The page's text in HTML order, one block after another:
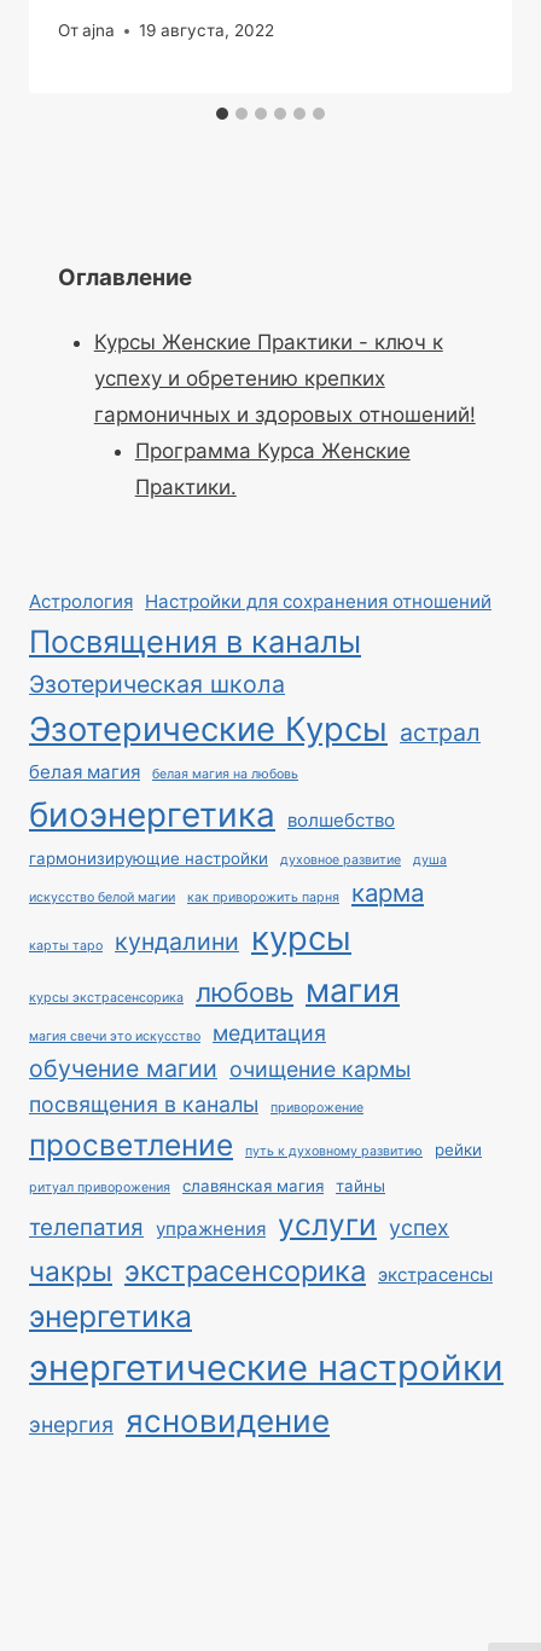
Отajna 19 августа, 2022
Оглавление
Курсы Женские Практики - ключ к
успеху и обретению крепких
гармоничных и здоровых отношений!
Программа Курса Женские
Практики.
Астрология Настройки для сохранения отношений
Посвящения в каналы
Эзотерическая школа
Эзотерические Курсы астрал
белая магия белая магия на любовь
биоэнергетика волшебство
гармонизирующие настройки духовное развитие душа
искусство белой магии как приворожить парня карма
карты таро кундалини курсы
курсы экстрасенсорика любовь магия
магия свечи это искусство медитация
обучение магии очищение кармы
посвящения в каналы
приворожение
просветление путь к духовному развитию рейки
ритуал приворожения славянская магия тайны
телепатия упражнения услуги успех
чакры экстрасенсорика экстрасенсы
энергетика
энергетические настройки
энергия ясновидение